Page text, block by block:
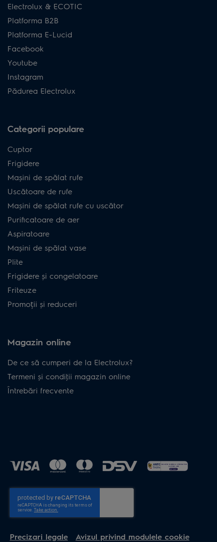
Electrolux & ECOTIC
Platforma B2B
Platforma E-Lucid
Facebook
Youtube
Instagram
Pădurea Electrolux
Categorii populare
Cuptor
Frigidere
Mașini de spălat rufe
Uscătoare de rufe
Mașini de spălat rufe cu uscător
Purificatoare de aer
Aspiratoare
Mașini de spălat vase
Plite
Frigidere și congelatoare
Friteuze
Promoții și reduceri
Magazin online
De ce să cumperi de la Electrolux?
Termeni și condiţii magazin online
Întrebări frecvente
Precizari legale Avizul privind modulele cookie